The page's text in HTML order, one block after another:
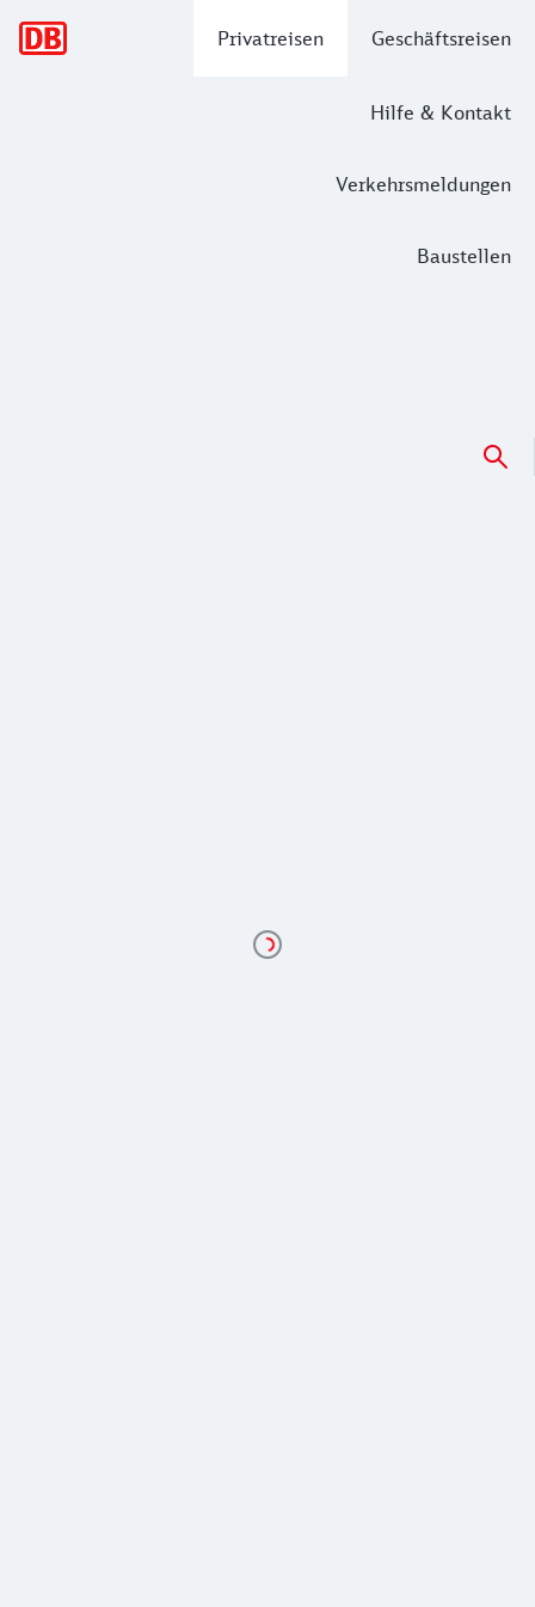
Privatreisen Geschäftsreisen
Hilfe & Kontakt
Verkehrsmeldungen
Baustellen